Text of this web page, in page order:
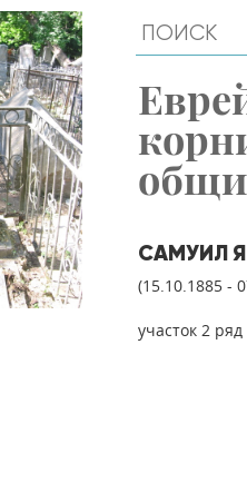
САМУИЛ
(15.10.1885 -
участок 2